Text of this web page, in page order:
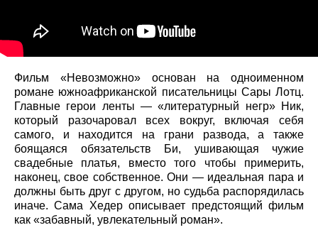
Фильм «Невозможно» основан на одноименном
романе южноафриканской писательницы Сары Лотц.
Главные герои ленты — «литературный негр» Ник,
который разочаровал всех вокруг, включая себя
самого, и находится на грани развода, а также
боящаяся обязательств Би, ушивающая чужие
свадебные платья, вместо того чтобы примерить,
наконец, свое собственное. Они — идеальная пара и
должны быть друг с другом, но судьба распорядилась
иначе. Сама Хедер описывает предстоящий фильм
как «забавный, увлекательный роман».